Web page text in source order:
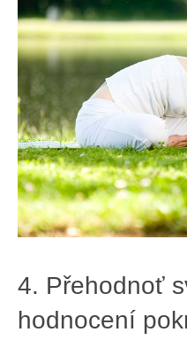
4. Přehodnoť
hodnocení